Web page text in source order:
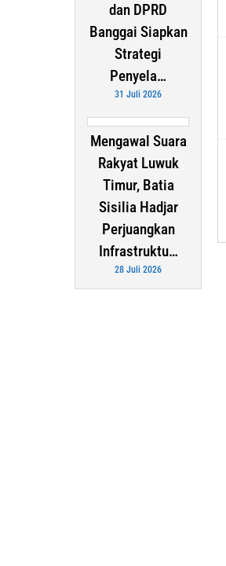
dan DPRD
Banggai Siapkan
Strategi
Penyela…
31 Juli 2026
Mengawal Suara
Rakyat Luwuk
Timur, Batia
Sisilia Hadjar
Perjuangkan
Infrastruktu…
28 Juli 2026